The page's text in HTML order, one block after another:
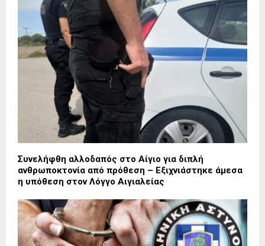
Συνελήφθη αλλοδαπός στο Αίγιο για διπλή
ανθρωποκτονία από πρόθεση – Εξιχνιάστηκε άμεσα
η υπόθεση στον Λόγγο Αιγιαλείας